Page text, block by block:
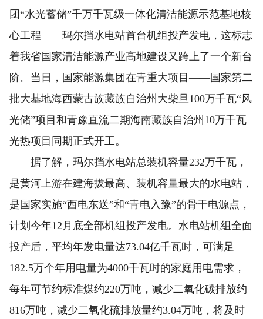
团“水光蓄储”千万千瓦级一体化清洁能源示范基地核
心工程——玛尔挡水电站首台机组投产发电，这标志
着我省国家清洁能源产业高地建设又跨上了一个新台
阶。当日，国家能源集团在青重大项目——国家第二
批大基地海西蒙古族藏族自治州大柴旦100万千瓦“风
光储”项目和青豫直流二期海南藏族自治州10万千瓦
光热项目同期正式开工。
据了解，玛尔挡水电站总装机容量232万千瓦，
是黄河上游在建海拔最高、装机容量最大的水电站，
是国家实施“西电东送”和“青电入豫”的骨干电源点，
计划今年12月底全部机组投产发电。水电站机组全面
投产后，平均年发电量达73.04亿千瓦时，可满足
182.5万个年用电量为4000千瓦时的家庭用电需求，
每年可节约标准煤约220万吨，减少二氧化碳排放约
816万吨，减少二氧化硫排放量约3.04万吨，将及时